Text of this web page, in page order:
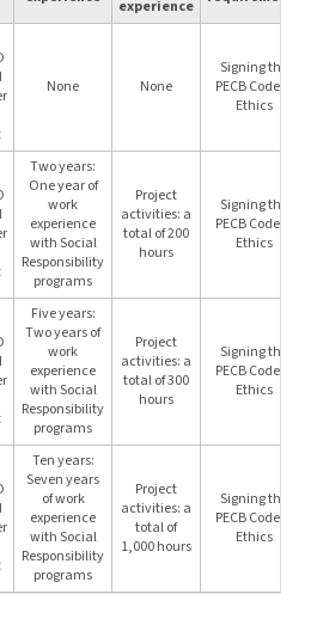
experience
None None
Signing the
PECB Code of
Ethics
Two years:
One year of
work
experience
with Social
Responsibility
programs
Project
activities: a
total of 200
hours
Signing the
PECB Code of
Ethics
Five years:
Two years of
work
experience
with Social
Responsibility
programs
Project
activities: a
total of 300
hours
Signing the
PECB Code of
Ethics
Ten years:
Seven years
of work
experience
with Social
Responsibility
programs
Project
activities: a
total of
1,000 hours
Signing the
PECB Code of
Ethics